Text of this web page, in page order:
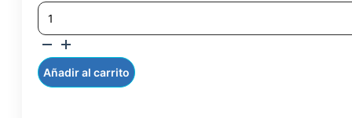
77,40 €.
RETICULINA
AC.
IGA
SUERO
CANTIDAD
Añadir al carrito